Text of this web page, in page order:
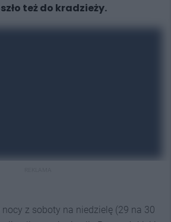
też do kradzieży.
nocy z soboty na niedzielę (29 na 30